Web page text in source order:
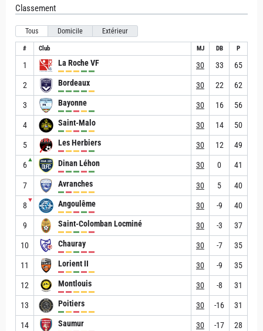
Classement
Tous Domicile Extérieur
# Club MJ DB P
1 La Roche VF 30 33 65
2 Bordeaux 30 22 62
3 Bayonne 30 16 56
4 Saint-Malo 30 14 50
5 Les Herbiers 30 12 49
6
▲ Dinan Léhon 30 0 41
7 Avranches 30 5 40
8
▼ Angoulême 30 -9 40
9 Saint-Colomban Locminé 30 -3 37
10 Chauray 30 -7 35
11 Lorient II 30 -9 35
12 Montlouis 30 -8 31
13 Poitiers 30 -16 31
14 Saumur 30 -17 28